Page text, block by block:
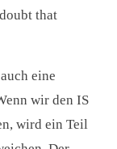
that
eine
wir den IS
wird ein Teil